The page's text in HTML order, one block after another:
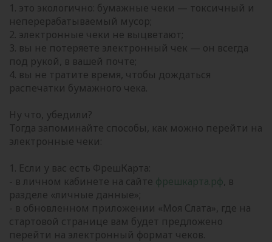
1. это экологично: бумажные чеки — токсичный и
неперерабатываемый мусор;
2. электронные чеки не выцветают;
3. вы не потеряете электронный чек — он всегда
под рукой, в вашей почте;
4. вы не тратите время, чтобы дождаться
распечатки бумажного чека.
Ну что, убедили?
Тогда запоминайте способы, как можно перейти на
электронные чеки:
1. Если у вас есть ФрешКарта:
- в личном кабинете на сайте фрешкарта.рф, в
разделе «личные данные»;
- в обновленном приложении «Моя Слата», где на
стартовой странице вам будет предложено
перейти на электронный формат чеков.